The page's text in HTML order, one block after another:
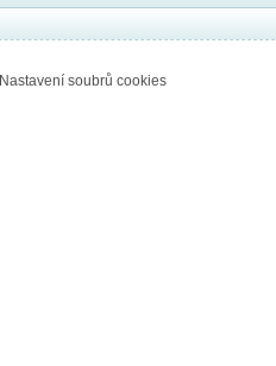
Nastavení soubrů cookies